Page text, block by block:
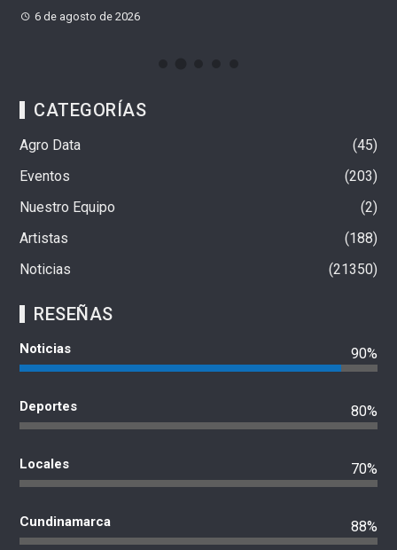
6 de agosto de 2026
CATEGORÍAS
Agro Data
45
Eventos
203
Nuestro Equipo
2
Artistas
188
Noticias
21350
RESEÑAS
Noticias 90%
Deportes 80%
Locales 70%
Cundinamarca 88%